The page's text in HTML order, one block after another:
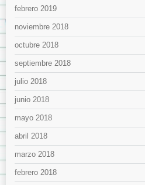
febrero 2019
noviembre 2018
octubre 2018
septiembre 2018
julio 2018
junio 2018
mayo 2018
abril 2018
marzo 2018
febrero 2018